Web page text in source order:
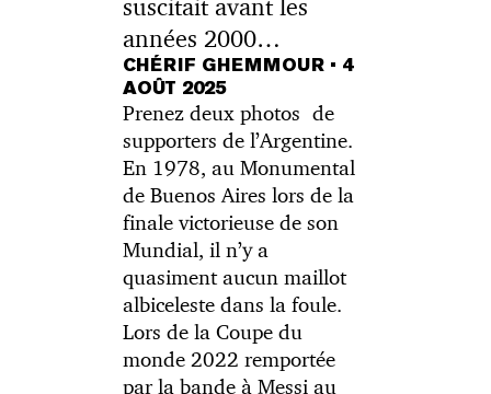
années 2000…
CHÉRIF GHEMMOUR • 4
AOÛT 2025
Prenez deux photos de
supporters de l’Argentine.
En 1978, au Monumental
de Buenos Aires lors de la
finale victorieuse de son
Mundial, il n’y a
quasiment aucun maillot
albiceleste dans la foule.
Lors de la Coupe du
monde 2022 remportée
par la bande à Messi au